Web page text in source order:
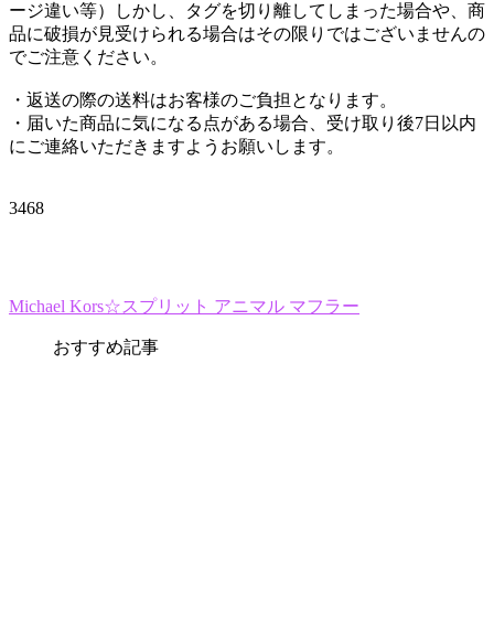
ージ違い等）しかし、タグを切り離してしまった場合や、商
品に破損が見受けられる場合はその限りではございませんの
でご注意ください。
・返送の際の送料はお客様のご負担となります。
・届いた商品に気になる点がある場合、受け取り後7日以内
にご連絡いただきますようお願いします。
3468
Michael Kors☆スプリット アニマル マフラー
おすすめ記事